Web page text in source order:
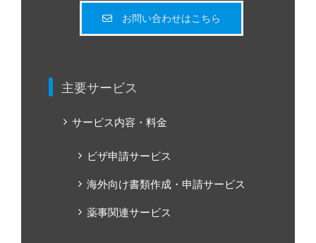
お問い合わせはこちら
主要サービス
サービス内容・料金
ビザ申請サービス
海外向け書類作成・申請サービス
薬事関連サービス